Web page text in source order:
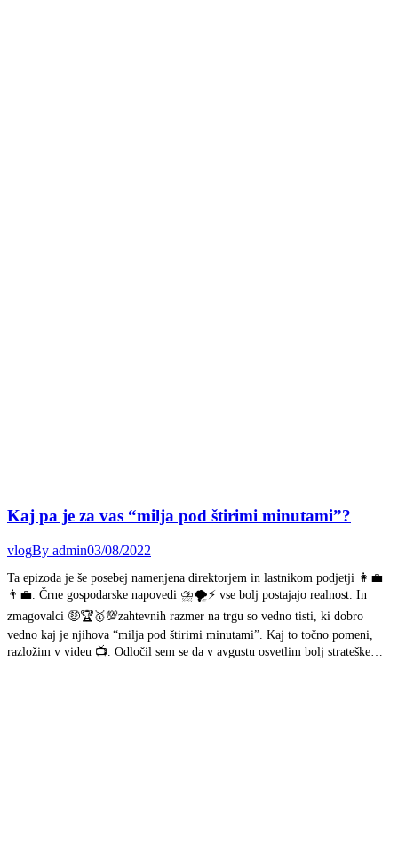
Kaj pa je za vas “milja pod štirimi minutami”?
vlogBy admin03/08/2022
Ta epizoda je še posebej namenjena direktorjem in lastnikom podjetji 👩‍💼
👨‍💼. Črne gospodarske napovedi ⛈️🌪️⚡ vse bolj postajajo realnost. In
zmagovalci 🤑🏆🥇💯zahtevnih razmer na trgu so vedno tisti, ki dobro
vedno kaj je njihova “milja pod štirimi minutami”. Kaj to točno pomeni,
razložim v videu 📺. Odločil sem se da v avgustu osvetlim bolj strateške…